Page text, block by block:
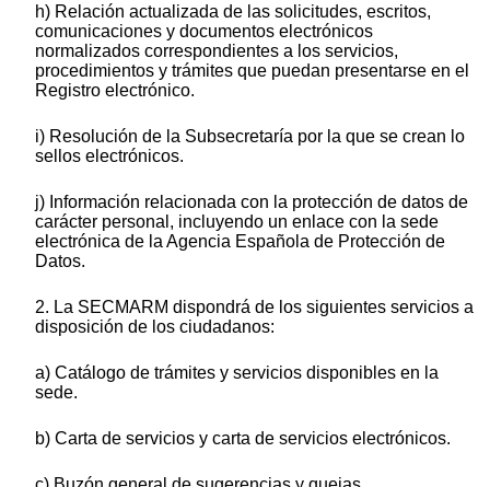
h) Relación actualizada de las solicitudes, escritos,
comunicaciones y documentos electrónicos
normalizados correspondientes a los servicios,
procedimientos y trámites que puedan presentarse en el
Registro electrónico.
i) Resolución de la Subsecretaría por la que se crean lo
sellos electrónicos.
j) Información relacionada con la protección de datos de
carácter personal, incluyendo un enlace con la sede
electrónica de la Agencia Española de Protección de
Datos.
2. La SECMARM dispondrá de los siguientes servicios a
disposición de los ciudadanos:
a) Catálogo de trámites y servicios disponibles en la
sede.
b) Carta de servicios y carta de servicios electrónicos.